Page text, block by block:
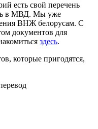
есть свой перечень
в МВД. Мы уже
ВНЖ белорусам. С
документов для
здесь.
которые пригодятся,